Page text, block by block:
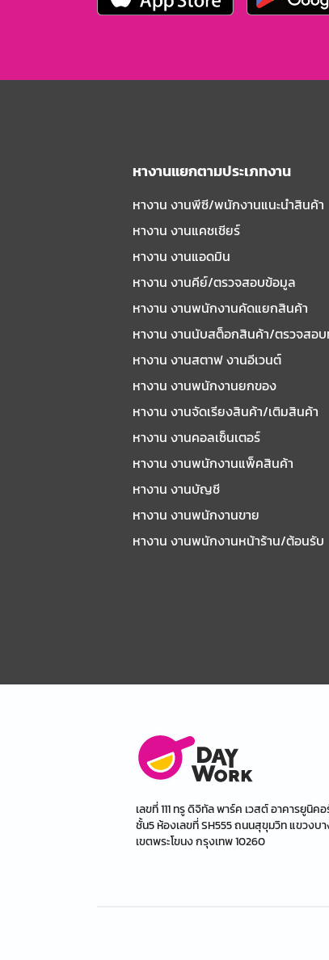
หางานแยกตามประเภทงาน
หางาน งานพีซี/พนักงานแนะนําสินค้า
หางาน งานแคชเชียร์
หางาน งานแอดมิน
หางาน งานคีย์/ตรวจสอบข้อมูล
หางาน งานพนักงานคัดแยกสินค้า
หางาน งานนับสต็อกสินค้า/ตรวจสอ
หางาน งานสตาฟ งานอีเวนต์
หางาน งานพนักงานยกของ
หางาน งานจัดเรียงสินค้า/เติมสินค้า
หางาน งานคอลเซ็นเตอร์
หางาน งานพนักงานแพ็คสินค้า
หางาน งานบัญชี
หางาน งานพนักงานขาย
หางาน งานพนักงานหน้าร้าน/ต้อนรับ
เลขที่ 111 ทรู ดิจิทัล พาร์ค เวสต์ อาคารยูนิค
ชั้น5 ห้องเลขที่ SH555 ถนนสุขุมวิท แขวงบ
เขตพระโขนง กรุงเทพ 10260